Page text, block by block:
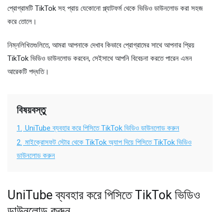
প্রোগ্রামটি TikTok সহ প্রায় যেকোনো প্ল্যাটফর্ম থেকে ভিডিও ডাউনলোড করা সহজ
করে তোলে।
নিম্নলিখিতগুলিতে, আমরা আপনাকে দেখাব কিভাবে প্রোগ্রামের সাথে আপনার প্রিয়
TikTok ভিডিও ডাউনলোড করবেন, সেইসাথে আপনি বিবেচনা করতে পারেন এমন
আরেকটি পদ্ধতি।
বিষয়বস্তু
1.
UniTube ব্যবহার করে পিসিতে TikTok ভিডিও ডাউনলোড করুন
2. মাইক্রোসফট স্টোর থেকে TikTok অ্যাপ দিয়ে পিসিতে TikTok ভিডিও
ডাউনলোড করুন
UniTube ব্যবহার করে পিসিতে TikTok ভিডিও